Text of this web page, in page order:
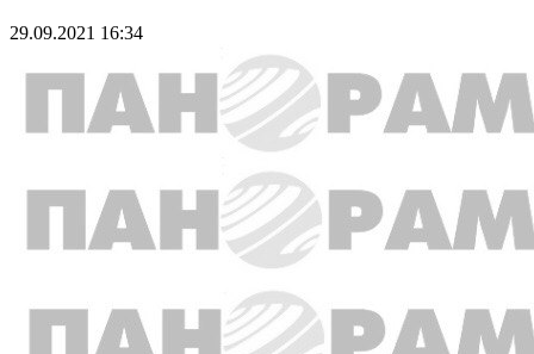
29.09.2021 16:34